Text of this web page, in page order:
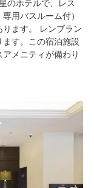
のホテルで、レス
用バスルーム付）
ます。 レンブラン
ます。この宿泊施設
メニティが備わり